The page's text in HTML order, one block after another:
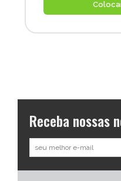
Receba nossas